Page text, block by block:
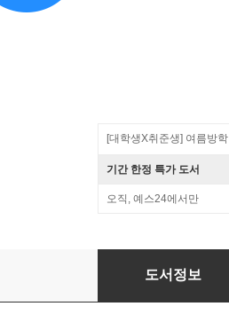
[대학생X취준생] 여름방학
기간 한정 특가 도서
오직, 예스24에서만
유럽사의 해석
도서정보